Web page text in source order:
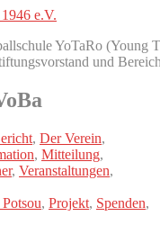
YoTaRo (Young
und
, Der Verein,
, Mitteilung,
, Veranstaltungen,
, Projekt, Spenden,